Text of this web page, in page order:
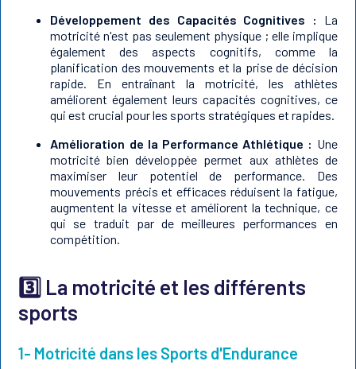
Développement des Capacités Cognitives : La
motricité n'est pas seulement physique ; elle implique
également des aspects cognitifs, comme la
planification des mouvements et la prise de décision
rapide. En entraînant la motricité, les athlètes
améliorent également leurs capacités cognitives, ce
qui est crucial pour les sports stratégiques et rapides.
Amélioration de la Performance Athlétique : Une
motricité bien développée permet aux athlètes de
maximiser leur potentiel de performance. Des
mouvements précis et efficaces réduisent la fatigue,
augmentent la vitesse et améliorent la technique, ce
qui se traduit par de meilleures performances en
compétition.
3️⃣ La motricité et les différents
sports
1- Motricité dans les Sports d'Endurance